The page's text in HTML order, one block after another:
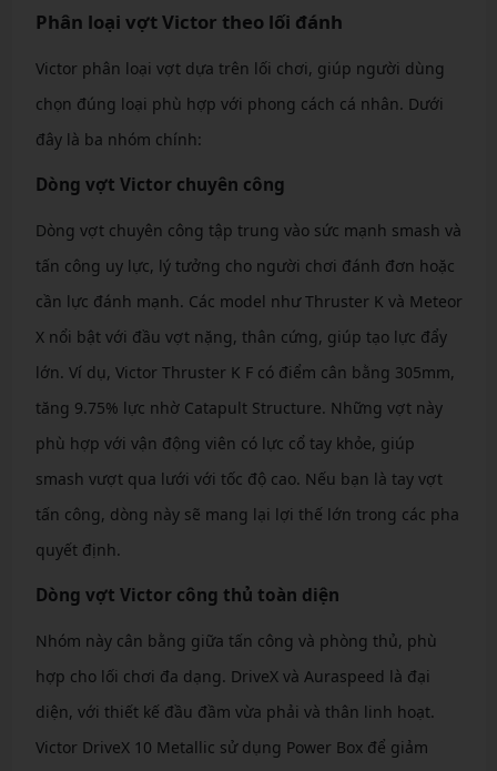
Phân loại vợt Victor theo lối đánh
Victor phân loại vợt dựa trên lối chơi, giúp người dùng
chọn đúng loại phù hợp với phong cách cá nhân. Dưới
đây là ba nhóm chính:
Dòng vợt Victor chuyên công
Dòng vợt chuyên công tập trung vào sức mạnh smash và
tấn công uy lực, lý tưởng cho người chơi đánh đơn hoặc
cần lực đánh mạnh. Các model như Thruster K và Meteor
X nổi bật với đầu vợt nặng, thân cứng, giúp tạo lực đẩy
lớn. Ví dụ, Victor Thruster K F có điểm cân bằng 305mm,
tăng 9.75% lực nhờ Catapult Structure. Những vợt này
phù hợp với vận động viên có lực cổ tay khỏe, giúp
smash vượt qua lưới với tốc độ cao. Nếu bạn là tay vợt
tấn công, dòng này sẽ mang lại lợi thế lớn trong các pha
quyết định.
Dòng vợt Victor công thủ toàn diện
Nhóm này cân bằng giữa tấn công và phòng thủ, phù
hợp cho lối chơi đa dạng. DriveX và Auraspeed là đại
diện, với thiết kế đầu đầm vừa phải và thân linh hoạt.
Victor DriveX 10 Metallic sử dụng Power Box để giảm